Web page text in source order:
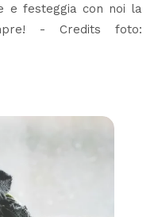
e festeggia con noi la
- Credits foto: